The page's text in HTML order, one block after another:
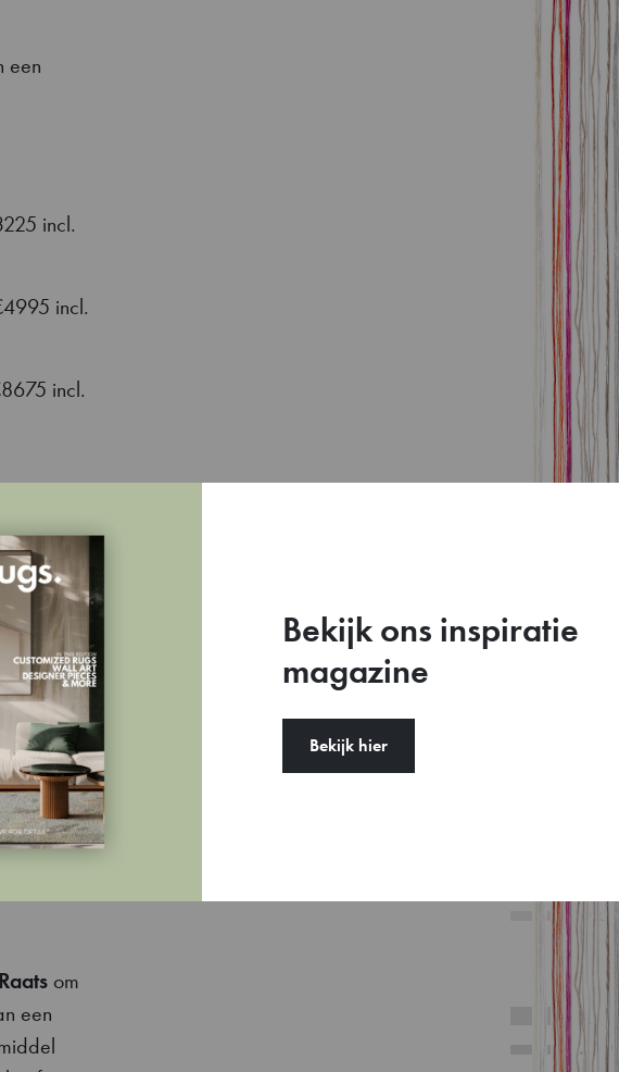
een
incl.
incl.
incl.
wordt
om
een
Bekijk ons inspiratie
magazine
Bekijk hier